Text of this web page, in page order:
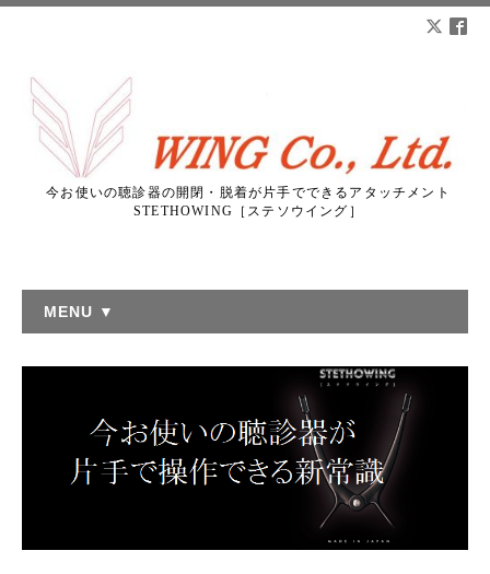
今お使いの聴診器の開閉・脱着が片手でできるアタッチメント
STETHOWING［ステソウイング］
MENU ▼